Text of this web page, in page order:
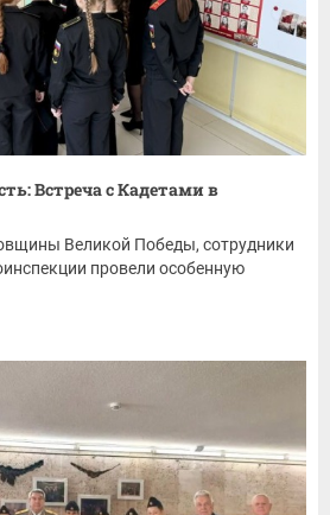
Встреча с Кадетами в
Великой Победы, сотрудники
провели особенную